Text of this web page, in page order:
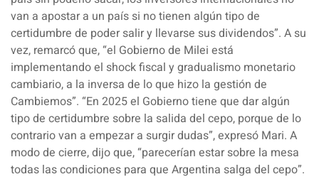
van a apostar a un país si no tienen algún tipo de
certidumbre de poder saliry llevarse sus dividendos”. A su
vez, remarcó que, “el Gobierno de Milei está
implementando el shock fiscal y gradualismo monetario
cambiario, a la inversa de lo que hizo la gestión de
Cambiemos”. “En 2025 el Gobierno tiene que dar algún
tipo de certidumbre sobre la salida del cepo, porque de lo
contrario van a empezar a surgir dudas”, expresó Mari. A
modo de cierre, dijo que, “parecerían estar sobre la mesa
todas las condiciones para que Argentina salga del cepo”.